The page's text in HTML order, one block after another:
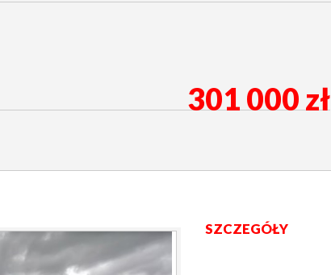
301 000 zł
SZCZEGÓŁY